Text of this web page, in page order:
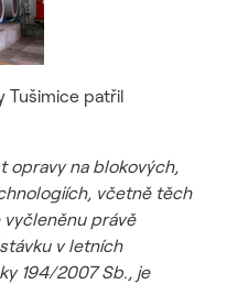
Tušimice patřil
opravy na blokových,
včetně těch
právě
v letních
194/2007 Sb., je